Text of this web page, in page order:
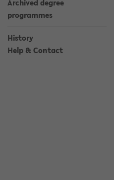
Archived degree
programmes
History
Help & Contact